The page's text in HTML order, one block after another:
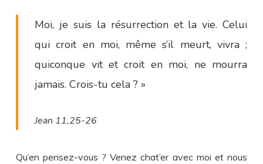
Moi, je suis la résurrection et la vie. Celui
qui croit en moi, même s’il meurt, vivra ;
quiconque vit et croit en moi, ne mourra
jamais. Crois-tu cela ? »
Jean 11,25-26
Qu’en pensez-vous ? Venez chat’er avec moi et nous